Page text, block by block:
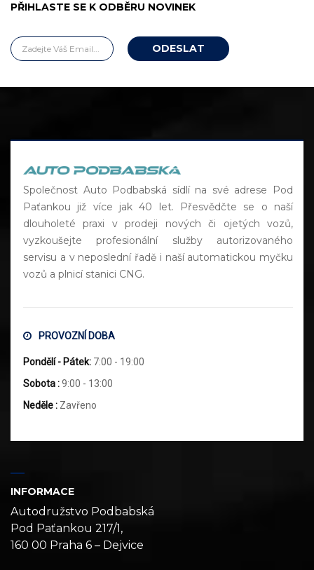
PŘIHLASTE SE K ODBĚRU NOVINEK
Společnost Auto Podbabská sídlí na své adrese Pod
Paťankou již více jak 40 let. Přesvědčte se o naší
dlouholeté praxi v prodeji nových či ojetých vozů,
vyzkoušejte profesionální služby autorizovaného
servisu a v neposlední řadě i naší automatickou myčku
vozů a plnicí stanici CNG.
PROVOZNÍ DOBA
Pondělí - Pátek: 7:00 - 19:00
Sobota :9:00 - 13:00
Neděle : Zavřeno
INFORMACE
Autodružstvo Podbabská
Pod Paťankou 217/1,
160 00 Praha 6 – Dejvice